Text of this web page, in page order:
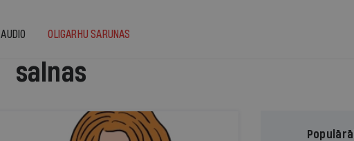
AUDIO OLIGARHU SARUNAS
salnas